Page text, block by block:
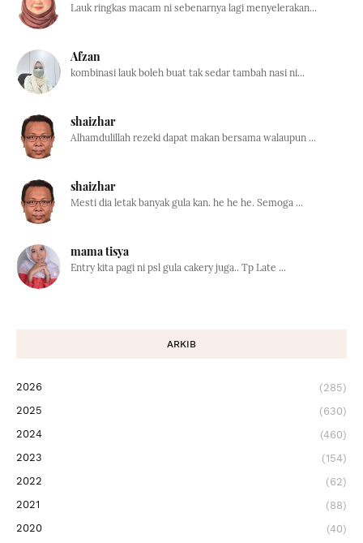
Lauk ringkas macam ni sebenarnya lagi menyelerakan...
Afzan
kombinasi lauk boleh buat tak sedar tambah nasi ni...
shaizhar
Alhamdulillah rezeki dapat makan bersama walaupun ...
shaizhar
Mesti dia letak banyak gula kan. he he he. Semoga ...
mama tisya
Entry kita pagi ni psl gula cakery juga.. Tp Late ...
ARKIB
2026
(285)
2025
(630)
2024
(460)
2023
(154)
2022
(62)
2021
(88)
2020
(40)